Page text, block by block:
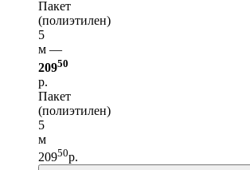
Пакет
(полиэтилен)
5
м —
20950
р.
Пакет
(полиэтилен)
5
м
20950р.